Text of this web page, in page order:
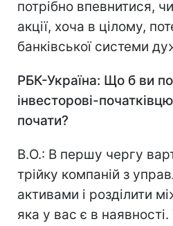
потрібно впевнитися,
акції, хоча в цілому,
банківської системи
РБК-Україна: Що б ви
інвесторові-
почати?
В.О.: В першу чергу
трійку компаній з
активами і розділити
яка у вас є в